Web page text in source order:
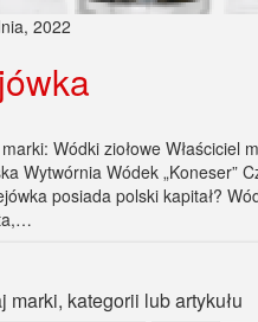
2022
Wódki ziołowe Właściciel
Wytwórnia Wódek „Koneser”
posiada polski kapitał?
marki, kategorii lub artykułu